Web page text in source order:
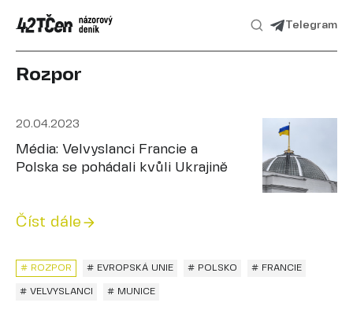
Telegram
Rozpor
20.04.2023
Média: Velvyslanci Francie a
Polska se pohádali kvůli Ukrajině
Číst dále
# EVROPSKÁ UNIE # POLSKO # FRANCIE
# ROZPOR
# VELVYSLANCI # MUNICE